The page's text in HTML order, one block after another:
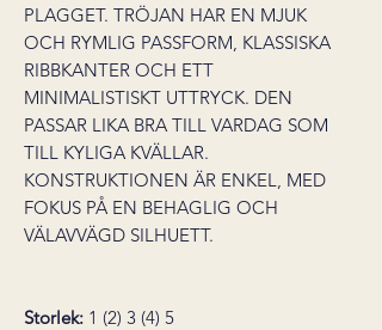
PLAGGET. TRÖJAN HAR EN MJUK
OCH RYMLIG PASSFORM, KLASSISKA
RIBBKANTER OCH ETT
MINIMALISTISKT UTTRYCK. DEN
PASSAR LIKA BRA TILL VARDAG SOM
TILL KYLIGA KVÄLLAR.
KONSTRUKTIONEN ÄR ENKEL, MED
FOKUS PÅ EN BEHAGLIG OCH
VÄLAVVÄGD SILHUETT.
Storlek: 1 (2) 3 (4) 5